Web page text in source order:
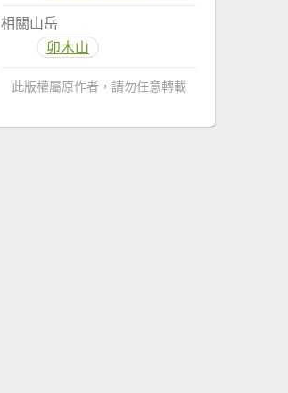
相關山岳
卯木山
此版權屬原作者，請勿任意轉載